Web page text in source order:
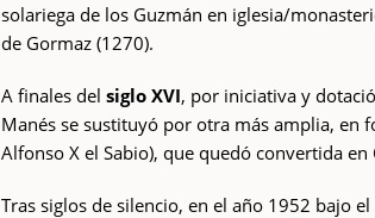
solariega de los Guzmán en iglesia/
de Gormaz (1270).
A finales del siglo XVI, por iniciativa y
Manés se sustituyó por otra más amplia, en
Alfonso X el Sabio), que quedó convertida
Tras siglos de silencio, en el año 1952 bajo